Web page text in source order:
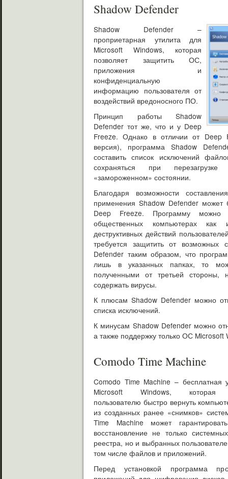
Shadow Defender
Shadow Defender –
проприетарная утилита для
Microsoft Windows, которая
позволяет защитить ОС,
приложения и
конфиденциальную
информацию пользователя от
воздействий вредоносного ПО.
Принцип работы Shadow
Defender тот же, что и у Deep
Freeze. Однако в отличии от Deep
версия), программа Shadow
составить список исключений
сохраняться при
«замороженном» состоянии.
Благодаря возможности
применения Shadow Defender
Deep Freeze. Программу можно
общественных компьютерах
деструктивных действий
требуется защитить от возможных
Defender таким образом, что
лишь в указанных папках, то
полученными от третьей
содержать вирусы.
К плюсам Shadow Defender можно
списка исключений.
К минусам Shadow Defender можно
а также поддержку только ОС Microsoft
Comodo Time Machine
Comodo Time Machine – бесплатная
Microsoft Windows, которая
пользователю быстро вернуть
из созданных ранее «снимков»
Time Machine может
восстановление не только
реестра, но и выбранных
том числе файлов и приложений.
Перед установкой программа